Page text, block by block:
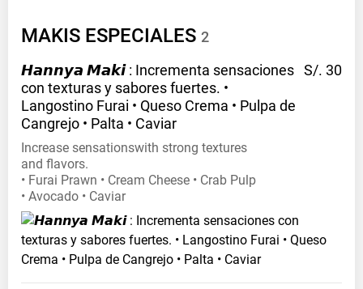
MAKIS ESPECIALES 2
𝙃𝙖𝙣𝙣𝙮𝙖 𝙈𝙖𝙠𝙞 : Incrementa sensaciones
con texturas y sabores fuertes. •
Langostino Furai • Queso Crema • Pulpa de
Cangrejo • Palta • Caviar
S/. 30
Increase sensationswith strong textures
and flavors.
• Furai Prawn • Cream Cheese • Crab Pulp
• Avocado • Caviar